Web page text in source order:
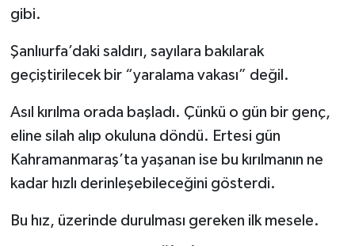
gibi.
Şanlıurfa’daki saldırı, sayılara bakılarak
geçiştirilecek bir “yaralama vakası” değil.
Asıl kırılma orada başladı. Çünkü o gün bir genç,
eline silah alıp okuluna döndü. Ertesi gün
Kahramanmaraş’ta yaşanan ise bu kırılmanın ne
kadar hızlı derinleşebileceğini gösterdi.
Bu hız, üzerinde durulması gereken ilk mesele.